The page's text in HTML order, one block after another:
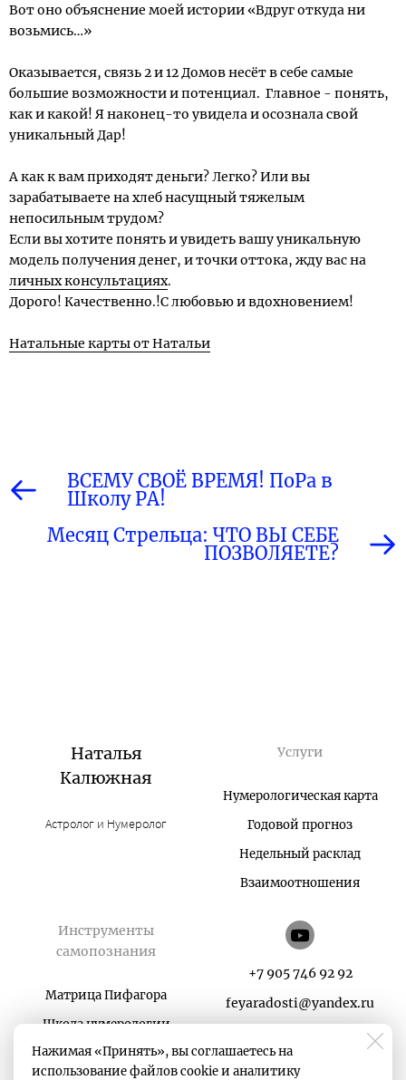
Вот оно объяснение моей истории «Вдруг откуда ни
возьмись…»
Оказывается, связь 2 и 12 Домов несёт в себе самые
большие возможности и потенциал. Главное - понять,
как и какой! Я наконец-то увидела и осознала свой
уникальный Дар!
А как к вам приходят деньги? Легко? Или вы
зарабатываете на хлеб насущный тяжелым
непосильным трудом?
Если вы хотите понять и увидеть вашу уникальную
модель получения денег, и точки оттока, жду вас на
личных консультациях.
Дорого! Качественно.!С любовью и вдохновением!
Натальные карты от Натальи
ВСЕМУ СВОЁ ВРЕМЯ! ПоРа в
Школу РА!
Месяц Стрельца: ЧТО ВЫ СЕБЕ
ПОЗВОЛЯЕТЕ?
Нажимая «Принять», вы соглашаетесь на
использование файлов cookie и аналитику
Наталья
Калюжная
Астролог и Нумеролог
Услуги
Нумерологическая карта
Годовой прогноз
Недельный расклад
Взаимоотношения
Инструменты
самопознания
Матрица Пифагора
Школа нумерологии
Карты в руки
+7 905 746 92 92
feyaradosti@yandex.ru